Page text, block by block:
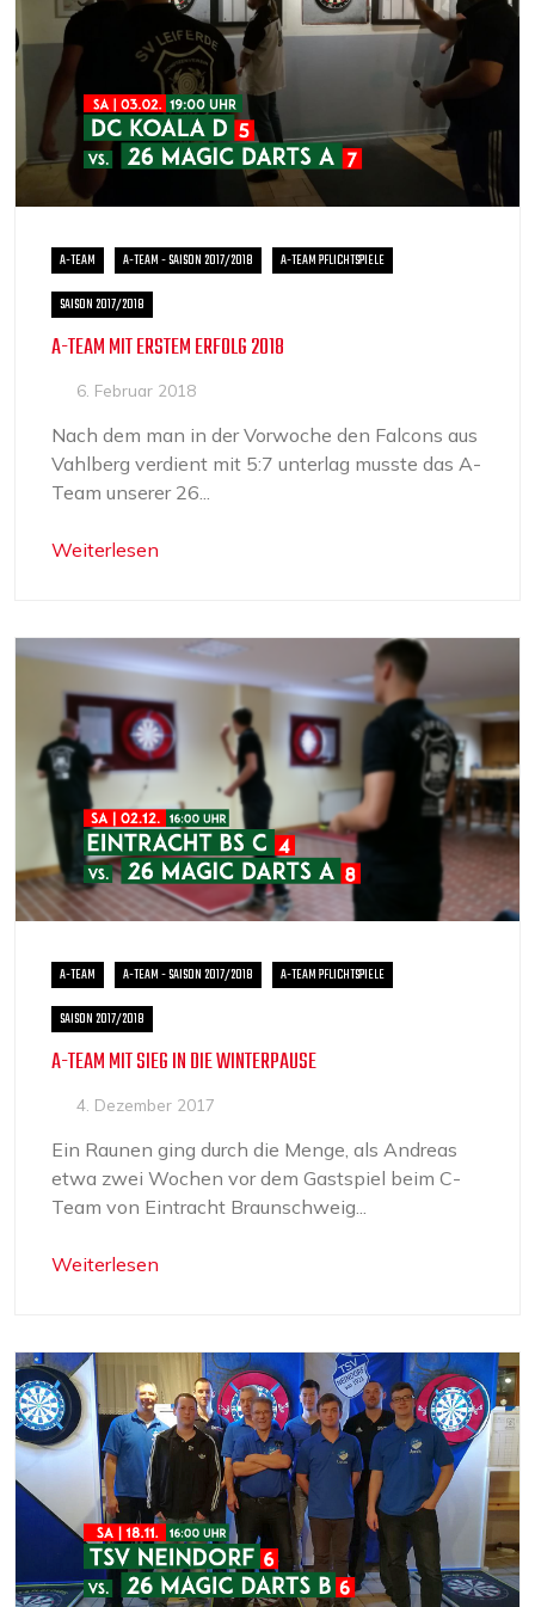
A-TEAM A-TEAM - SAISON 2017/2018 A-TEAM PFLICHTSPIELE
SAISON 2017/2018
A-TEAM MIT ERSTEM ERFOLG 2018
6. Februar 2018
Nach dem man in der Vorwoche den Falcons aus
Vahlberg verdient mit 5:7 unterlag musste das A-
Team unserer 26...
Weiterlesen
A-TEAM A-TEAM - SAISON 2017/2018 A-TEAM PFLICHTSPIELE
SAISON 2017/2018
A-TEAM MIT SIEG IN DIE WINTERPAUSE
4. Dezember 2017
Ein Raunen ging durch die Menge, als Andreas
etwa zwei Wochen vor dem Gastspiel beim C-
Team von Eintracht Braunschweig...
Weiterlesen